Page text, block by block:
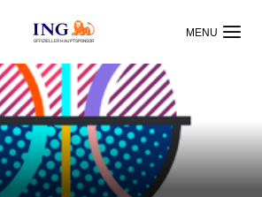
OFFIZIELLER HAUPTSPONSOR